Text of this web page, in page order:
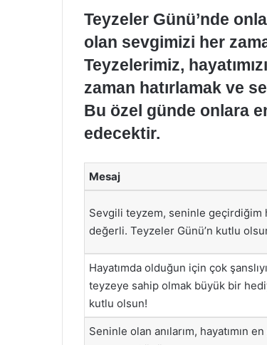
Teyzeler Günü’nde
olan sevgimizi her
Teyzelerimiz,
zaman hatırlamak ve
Bu özel günde onlara
edecektir.
Mesaj
Sevgili teyzem, seninle geçirdiğim
değerli. Teyzeler Günü’n kutlu
Hayatımda olduğun için çok
teyzeye sahip olmak büyük bir
kutlu olsun!
Seninle olan anılarım, hayatımın